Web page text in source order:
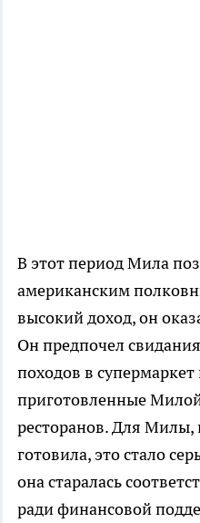
В этот период Мила
американским
высокий доход, он
Он предпочел
походов в
приготовленные
ресторанов. Для Милы,
готовила, это стало
она старалась
ради финансовой